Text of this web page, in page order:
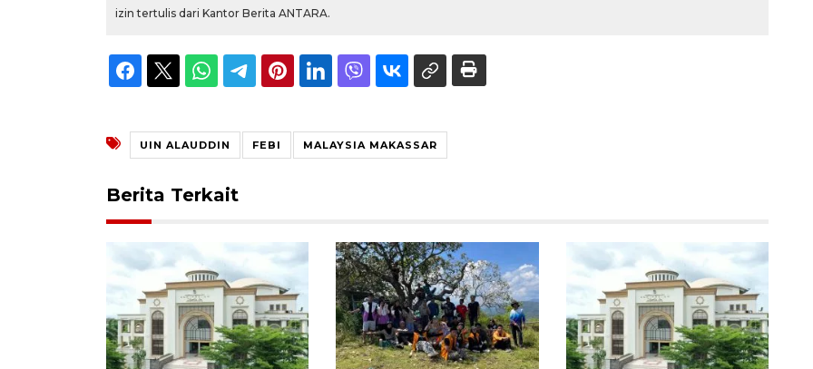
izin tertulis dari Kantor Berita ANTARA.
UIN ALAUDDIN FEBI MALAYSIA MAKASSAR
Berita Terkait